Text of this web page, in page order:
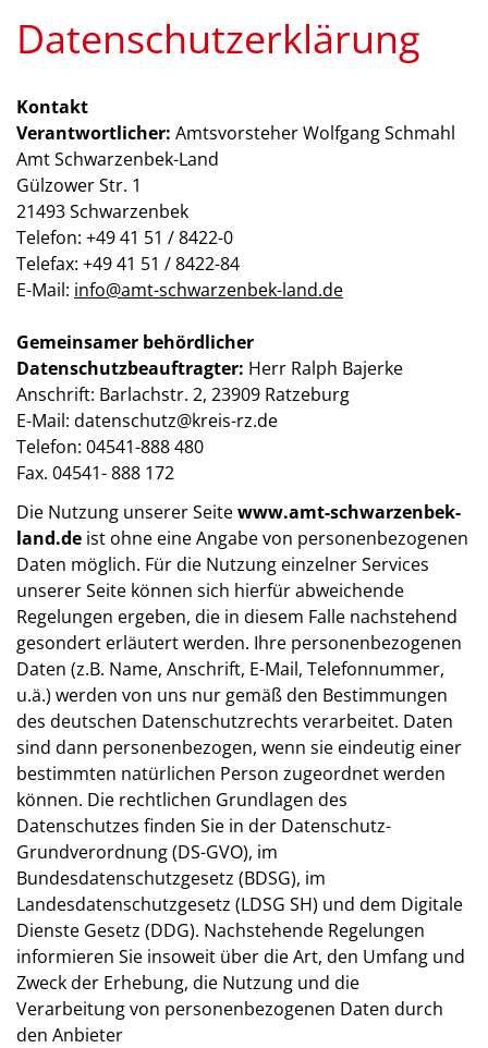
Datenschutzerklärung
Kontakt
Verantwortlicher: Amtsvorsteher Wolfgang Schmahl
Amt Schwarzenbek-Land
Gülzower Str. 1
21493 Schwarzenbek
Telefon: +49 41 51 / 8422-0
Telefax: +49 41 51 / 8422-84
E-Mail: info@amt-schwarzenbek-land.de
Gemeinsamer behördlicher
Datenschutzbeauftragter: Herr Ralph Bajerke
Anschrift: Barlachstr. 2, 23909 Ratzeburg
E-Mail: datenschutz@kreis-rz.de
Telefon: 04541-888 480
Fax. 04541- 888 172
Die Nutzung unserer Seitewww.amt-schwarzenbek-
land.de ist ohne eine Angabe von personenbezogenen
Daten möglich. Für die Nutzung einzelner Services
unserer Seite können sich hierfür abweichende
Regelungen ergeben, die in diesem Falle nachstehend
gesondert erläutert werden. Ihre personenbezogenen
Daten (z.B. Name, Anschrift, E-Mail, Telefonnummer,
u.ä.) werden von uns nur gemäß den Bestimmungen
des deutschen Datenschutzrechts verarbeitet. Daten
sind dann personenbezogen, wenn sie eindeutig einer
bestimmten natürlichen Person zugeordnet werden
können. Die rechtlichen Grundlagen des
Datenschutzes finden Sie in der Datenschutz-
Grundverordnung (DS-GVO), im
Bundesdatenschutzgesetz (BDSG), im
Landesdatenschutzgesetz (LDSG SH) und dem Digitale
Dienste Gesetz (DDG). Nachstehende Regelungen
informieren Sie insoweit über die Art, den Umfang und
Zweck der Erhebung, die Nutzung und die
Verarbeitung von personenbezogenen Daten durch
den Anbieter